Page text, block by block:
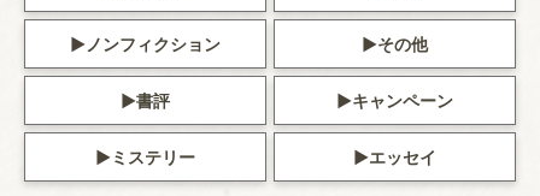
ノンフィクション その他
書評 キャンペーン
ミステリー エッセイ